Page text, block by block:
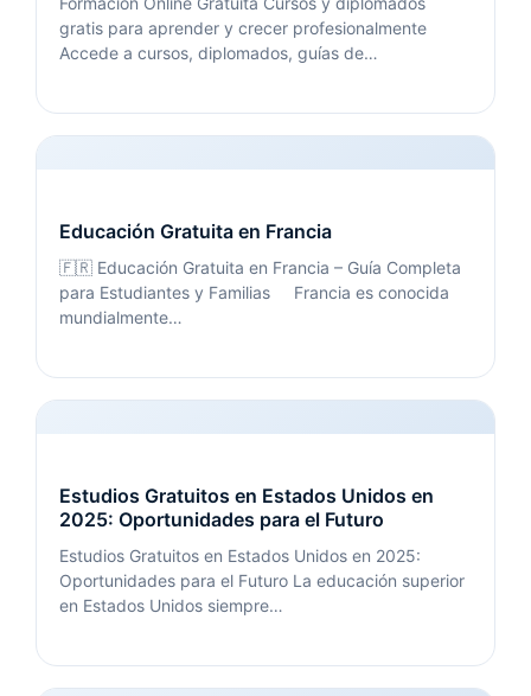
gratis para aprender y crecer profesionalmente
Accede a cursos, diplomados, guías de…
Educación Gratuita en Francia
🇫🇷 Educación Gratuita en Francia – Guía Completa
para Estudiantes y Familias Francia es conocida
mundialmente…
Estudios Gratuitos en Estados Unidos en
2025: Oportunidades para el Futuro
Estudios Gratuitos en Estados Unidos en 2025:
Oportunidades para el Futuro La educación superior
en Estados Unidos siempre…